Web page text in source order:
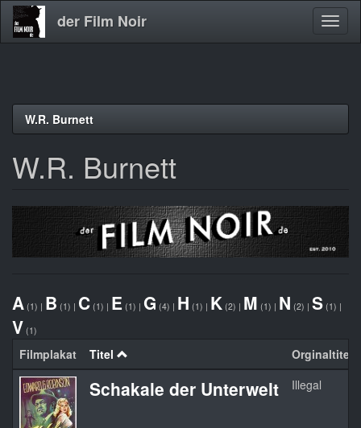
Direkt
der Film Noir
W.R. Burnett
W.R. Burnett
A (1) | B (1) | C (1) | E (1) | G (4) | H (1) | K (2) | M (1) | N (2) | S (1) |
V (1)
Filmplakat Titel Orginaltitel
Schakale der Unterwelt Illegal